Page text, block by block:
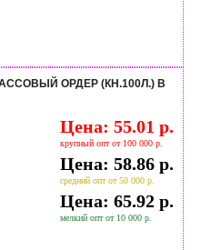
ОРДЕР (КН.100Л.) В
Цена: 55.01 р.
крупный опт от 100 000 р.
Цена: 58.86 р.
средний опт от 50 000 р.
Цена: 65.92 р.
мелкий опт от 10 000 р.